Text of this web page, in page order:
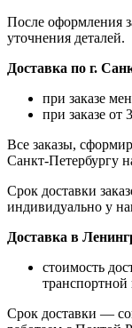
После оформления
уточнения деталей.
Доставка по г.
при заказе
при заказе от
Все заказы,
Санкт-Петербургу
Срок доставки
индивидуально у
Доставка в
стоимость
Срок доставки —